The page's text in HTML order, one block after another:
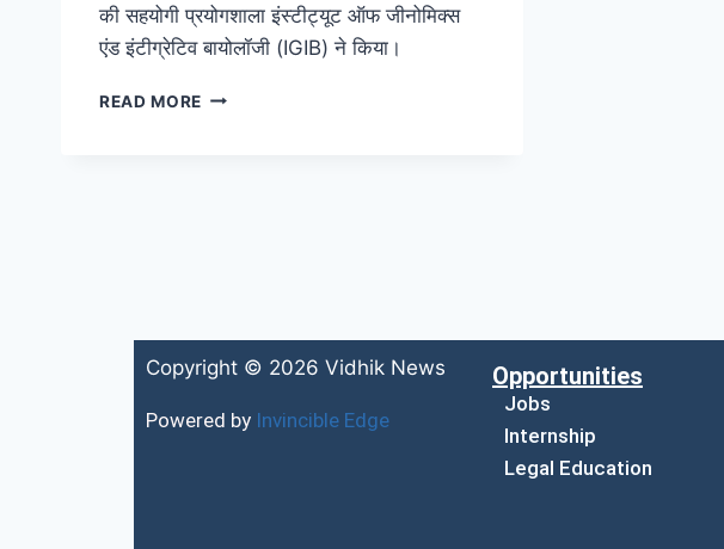
की सहयोगी प्रयोगशाला इंस्टीट्यूट ऑफ जीनोमिक्स
एंड इंटीग्रेटिव बायोलॉजी (IGIB) ने किया।
READ MORE
Copyright © 2026 Vidhik News
Powered by Invincible Edge
Opportunities
Jobs
Internship
Legal Education